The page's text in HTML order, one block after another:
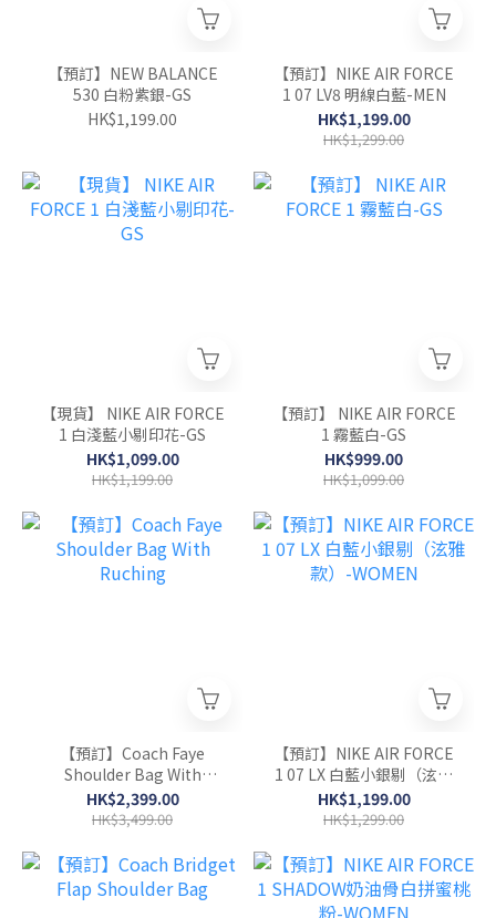
【預訂】NEW BALANCE
530 白粉紫銀-GS
HK$1,199.00
【預訂】NIKE AIR FORCE
1 07 LV8 明線白藍-MEN
HK$1,199.00
HK$1,299.00
【現貨】 NIKE AIR FORCE
1 白淺藍小剔印花-GS
HK$1,099.00
HK$1,199.00
【預訂】 NIKE AIR FORCE
1 霧藍白-GS
HK$999.00
HK$1,099.00
【預訂】Coach Faye
Shoulder Bag With
Ruching
HK$2,399.00
HK$3,499.00
【預訂】NIKE AIR FORCE
1 07 LX 白藍小銀剔（泫雅
款）-WOMEN
HK$1,199.00
HK$1,299.00